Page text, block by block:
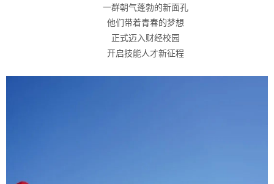
一群朝气蓬勃的新面孔
他们带着青春的梦想
正式迈入财经校园
开启技能人才新征程